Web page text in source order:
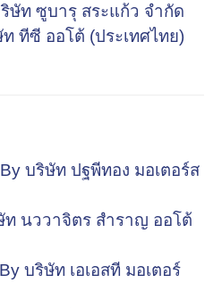
ษัท ซูบารุ สระแก้ว จำกัด
ทีซี ออโต้ (ประเทศไทย)
บริษัท ปฐพีทอง มอเตอร์ส
นววาจิตร สำราญ ออโต้
บริษัท เอเอสที มอเตอร์